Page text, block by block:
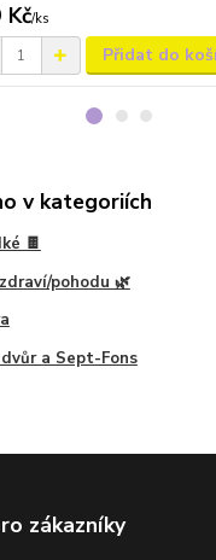
Kč/ks
Přidat do
v kategoriích
🍫
pohodu 🌿
a Sept-Fons
zákazníky